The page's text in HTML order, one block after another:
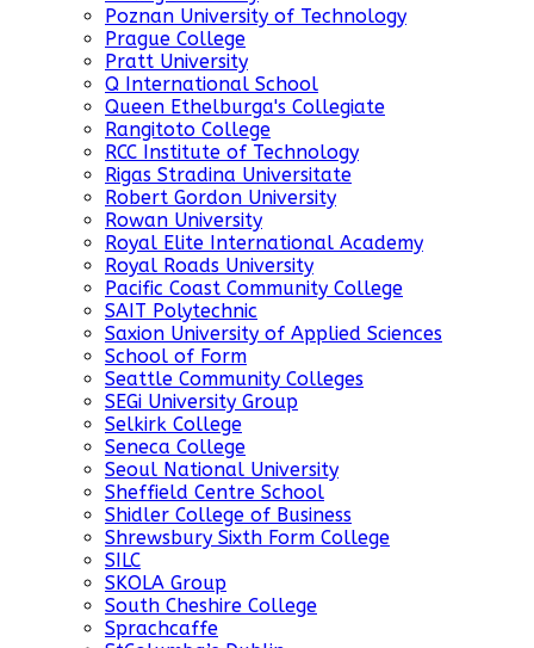
Poznan University of Technology
Prague College
Pratt University
Q International School
Queen Ethelburga's Collegiate
Rangitoto College
RCC Institute of Technology
Rigas Stradina Universitate
Robert Gordon University
Rowan University
Royal Elite International Academy
Royal Roads University
Pacific Coast Community College
SAIT Polytechnic
Saxion University of Applied Sciences
School of Form
Seattle Community Colleges
SEGi University Group
Selkirk College
Seneca College
Seoul National University
Sheffield Centre School
Shidler College of Business
Shrewsbury Sixth Form College
SILC
SKOLA Group
South Cheshire College
Sprachcaffe